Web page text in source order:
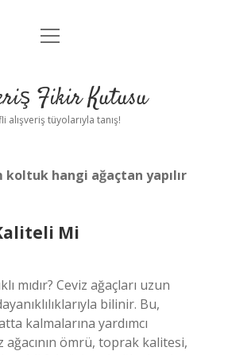
Anasayfa
Yasal Uyarı
menüyü
Fikir Kutusu
alışveriş tüyolarıyla tanış!
koltuk hangi ağaçtan yapılır
Mi
mıdır? Ceviz ağaçları uzun
bilinir. Bu,
kalmalarına yardımcı
ömrü, toprak kalitesi,